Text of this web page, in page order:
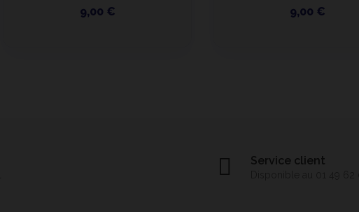
9,00 € 9,00 €
Service client